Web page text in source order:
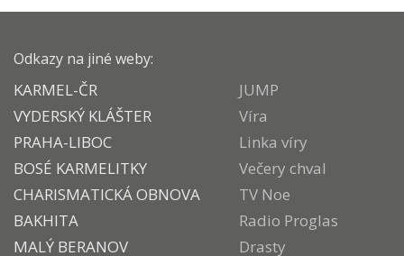
Odkazy na jiné weby:
KARMEL-ČR
VYDERSKÝ KLÁŠTER
PRAHA-LIBOC
BOSÉ KARMELITKY
CHARISMATICKÁ OBNOVA
BAKHITA
MALÝ BERANOV
JUMP
Víra
Linka víry
Večery chval
TV Noe
Radio Proglas
Drasty